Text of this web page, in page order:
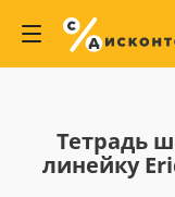
Тетрадь
линейку